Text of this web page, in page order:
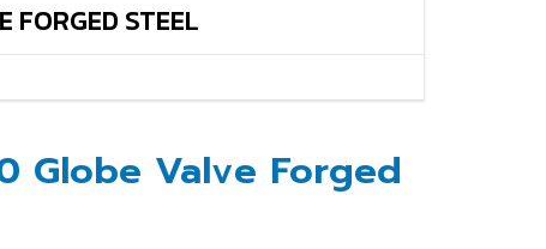
STEEL
Globe Valve Forged